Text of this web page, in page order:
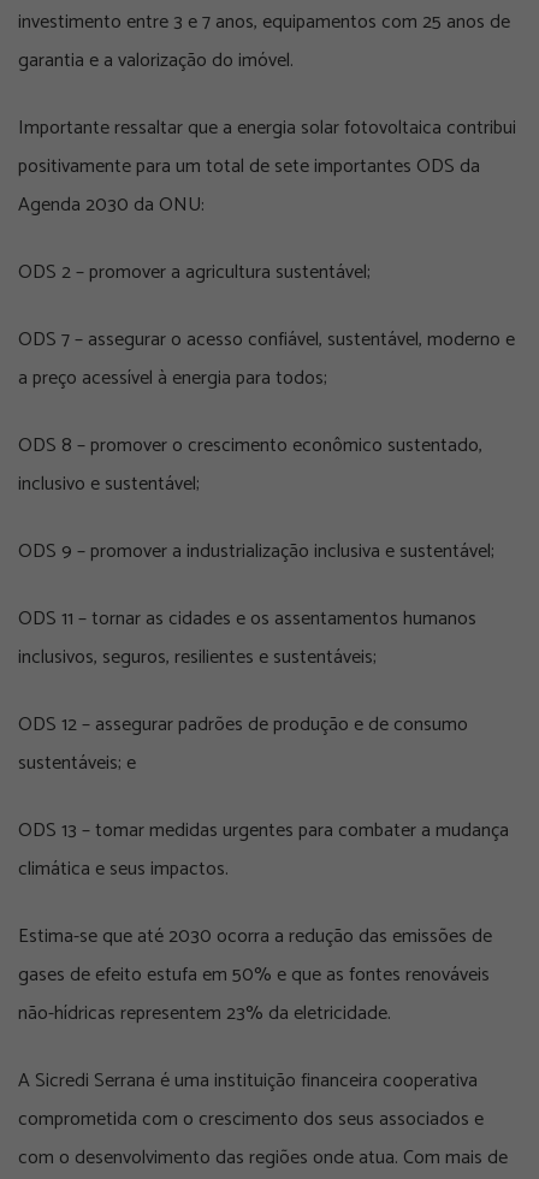
investimento entre 3 e 7 anos, equipamentos com 25 anos de
garantia e a valorização do imóvel.
Importante ressaltar que a energia solar fotovoltaica contribui
positivamente para um total de sete importantes ODS da
Agenda 2030 da ONU:
ODS 2 – promover a agricultura sustentável;
ODS 7 – assegurar o acesso confiável, sustentável, moderno e
a preço acessível à energia para todos;
ODS 8 – promover o crescimento econômico sustentado,
inclusivo e sustentável;
ODS 9 – promover a industrialização inclusiva e sustentável;
ODS 11 – tornar as cidades e os assentamentos humanos
inclusivos, seguros, resilientes e sustentáveis;
ODS 12 – assegurar padrões de produção e de consumo
sustentáveis; e
ODS 13 – tomar medidas urgentes para combater a mudança
climática e seus impactos.
Estima-se que até 2030 ocorra a redução das emissões de
gases de efeito estufa em 50% e que as fontes renováveis
não-hídricas representem 23% da eletricidade.
A Sicredi Serrana é uma instituição financeira cooperativa
comprometida com o crescimento dos seus associados e
com o desenvolvimento das regiões onde atua. Com mais de